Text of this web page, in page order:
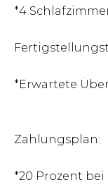
*4
*Erwartete
Zahlungsplan:
*20 Prozent